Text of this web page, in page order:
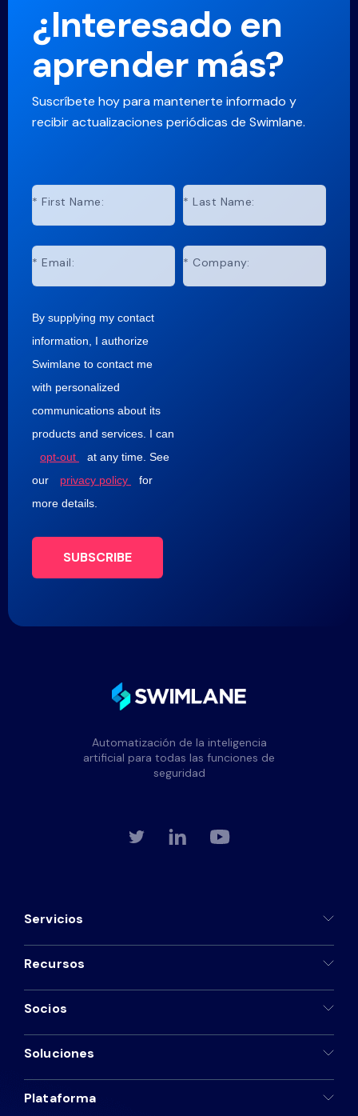
¿Interesado en
aprender más?
Suscríbete hoy para mantenerte informado y
recibir actualizaciones periódicas de Swimlane.
* First Name: * Last Name:
* Email: * Company:
By supplying my contact
information, I authorize
Swimlane to contact me
with personalized
communications about its
products and services. I can
opt-out
at any time. See
our
privacy policy
for
more details.
SUBSCRIBE
Automatización de la inteligencia
artificial para todas las funciones de
seguridad
Servicios
Recursos
Socios
Soluciones
Plataforma